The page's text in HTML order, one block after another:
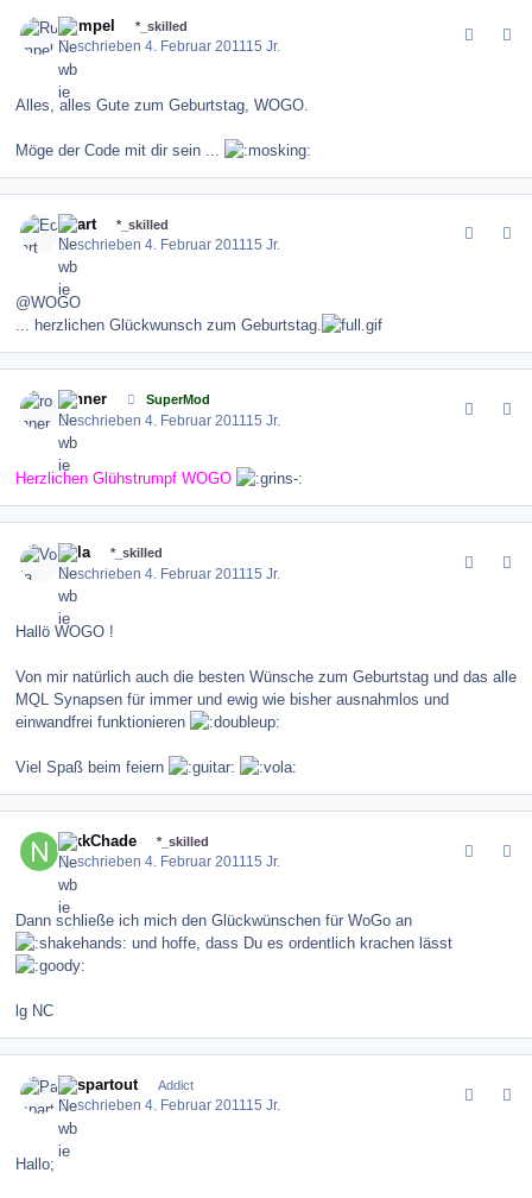
Rumpel *_skilled
Geschrieben4. Februar 2011 15 Jr.
Alles, alles Gute zum Geburtstag, WOGO.
Möge der Code mit dir sein ...
Ecart *_skilled
Geschrieben4. Februar 2011 15 Jr.
@WOGO
... herzlichen Glückwunsch zum Geburtstag.
ronner SuperMod
Geschrieben4. Februar 2011 15 Jr.
Herzlichen Glühstrumpf WOGO
Vola *_skilled
Geschrieben4. Februar 2011 15 Jr.
Hallö WOGO !
Von mir natürlich auch die besten Wünsche zum Geburtstag und das alle
MQL Synapsen für immer und ewig wie bisher ausnahmlos und
einwandfrei funktionieren
Viel Spaß beim feiern
NikkChade *_skilled
Geschrieben4. Februar 2011 15 Jr.
Dann schließe ich mich den Glückwünschen für WoGo an
und hoffe, dass Du es ordentlich krachen lässt
lg NC
Paspartout Addict
Geschrieben4. Februar 2011 15 Jr.
Hallo;